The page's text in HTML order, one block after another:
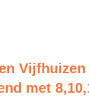
Vijfhuizen
met